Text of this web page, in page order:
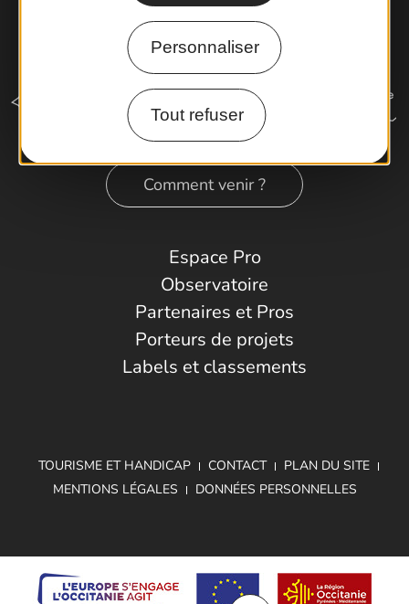
Personnaliser
Tout refuser
Comment venir ?
Espace Pro
Observatoire
Partenaires et Pros
Porteurs de projets
Labels et classements
TOURISME ET HANDICAP CONTACT
PLAN DU SITE
MENTIONS LÉGALES
DONNÉES PERSONNELLES